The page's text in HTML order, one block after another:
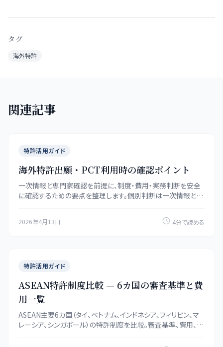
タグ
海外特許
関連記事
特許活用ガイド
海外特許出願・PCT利用時の確認ポイント
一次情報と専門家確認を前提に、制度・費用・実務判断を安全
に確認するための要点を整理します。個別判断は一次情報と専
2026年4月13日 4分で読める
特許活用ガイド
ASEAN特許制度比較 — 6カ国の審査基準と費
用一覧
ASEAN主要6カ国（タイ、ベトナム、インドネシア、フィリピン、マ
レーシア、シンガポール）の特許制度を比較。審査基準、費用、期